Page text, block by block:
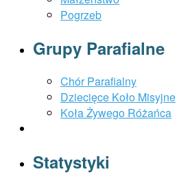
Pogrzeb
Grupy Parafialne
Chór Parafialny
Dziecięce Koło Misyjne
Koła Żywego Różańca
Statystyki